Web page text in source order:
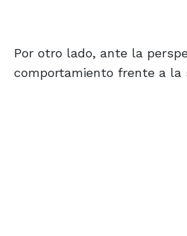
Por otro lado, ante la
comportamiento frente a la